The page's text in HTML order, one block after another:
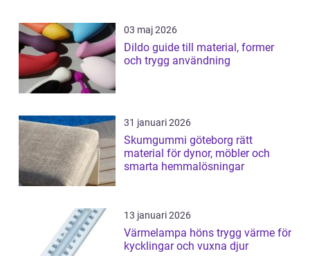
03 maj 2026
Dildo guide till material, former
och trygg användning
31 januari 2026
Skumgummi göteborg rätt
material för dynor, möbler och
smarta hemmalösningar
13 januari 2026
Värmelampa höns trygg värme för
kycklingar och vuxna djur